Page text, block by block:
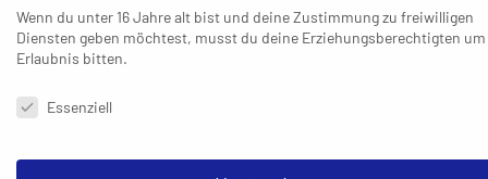
Für die 650 Zuschauer in der tobenden Halle ist das eine
fassungslos am Boden hockt, ehe er enttäuscht aufsteht und
Wenn du unter 16 Jahre alt bist und deine Zustimmung zu freiwilligen
Diensten geben möchtest, musst du deine Erziehungsberechtigten um
Erlaubnis bitten.
Datenschutzeinstellungen & Nutzungsbedingungen
Essenziell